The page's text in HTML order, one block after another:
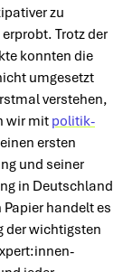
zu
Trotz der
konnten die
umgesetzt
verstehen,
wir mit politik-
ersten
und seiner
in Deutschland
handelt es
der wichtigsten